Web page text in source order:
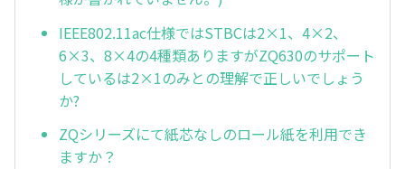
IEEE802.11ac仕様ではSTBCは2×1、4×2、
6×3、8×4の4種類ありますがZQ630のサポート
しているは2×1のみとの理解で正しいでしょう
か?
ZQシリーズにて紙芯なしのロール紙を利用でき
ますか？